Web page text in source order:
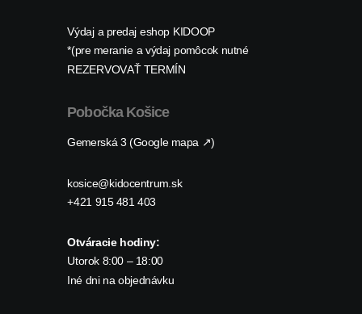
Výdaj a predaj eshop KIDOOP
*(pre meranie a výdaj pomôcok nutné
REZERVOVAŤ TERMÍN
Pobočka Košice
Gemerská 3 (Google mapa ↗)
kosice@kidocentrum.sk
+421 915 481 403
Otváracie hodiny:
Utorok 8:00 – 18:00
Iné dni na objednávku